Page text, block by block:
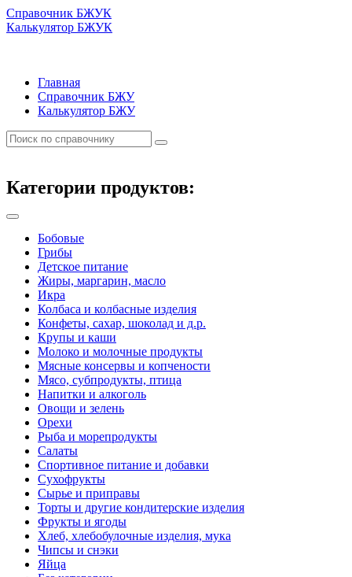
Справочник БЖУК
Калькулятор БЖУК
Главная
Справочник БЖУ
Калькулятор БЖУ
Категории продуктов:
Бобовые
Грибы
Детское питание
Жиры, маргарин, масло
Икра
Колбаса и колбасные изделия
Конфеты, сахар, шоколад и д.р.
Крупы и каши
Молоко и молочные продукты
Мясные консервы и копчености
Мясо, субпродукты, птица
Напитки и алкоголь
Овощи и зелень
Орехи
Рыба и морепродукты
Салаты
Спортивное питание и добавки
Сухофрукты
Сырье и приправы
Торты и другие кондитерские изделия
Фрукты и ягоды
Хлеб, хлебобулочные изделия, мука
Чипсы и снэки
Яйца